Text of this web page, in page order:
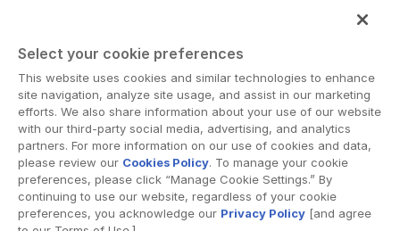
Select your cookie preferences
This website uses cookies and similar technologies to enhance
site navigation, analyze site usage, and assist in our marketing
efforts. We also share information about your use of our website
with our third-party social media, advertising, and analytics
partners. For more information on our use of cookies and data,
please review our Cookies Policy. To manage your cookie
preferences, please click “Manage Cookie Settings.” By
continuing to use our website, regardless of your cookie
preferences, you acknowledge our Privacy Policy [and agree